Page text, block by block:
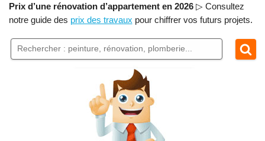
Prix d’une rénovation d’appartement en 2026▷ Consultez
notre guide des prix des travaux pour chiffrer vos futurs projets.